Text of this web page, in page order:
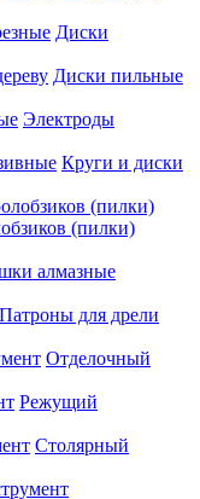
Диски
Диски пильные
Электроды
Круги и диски
(пилки)
алмазные
Патроны для дрели
Отделочный
Режущий
Столярный